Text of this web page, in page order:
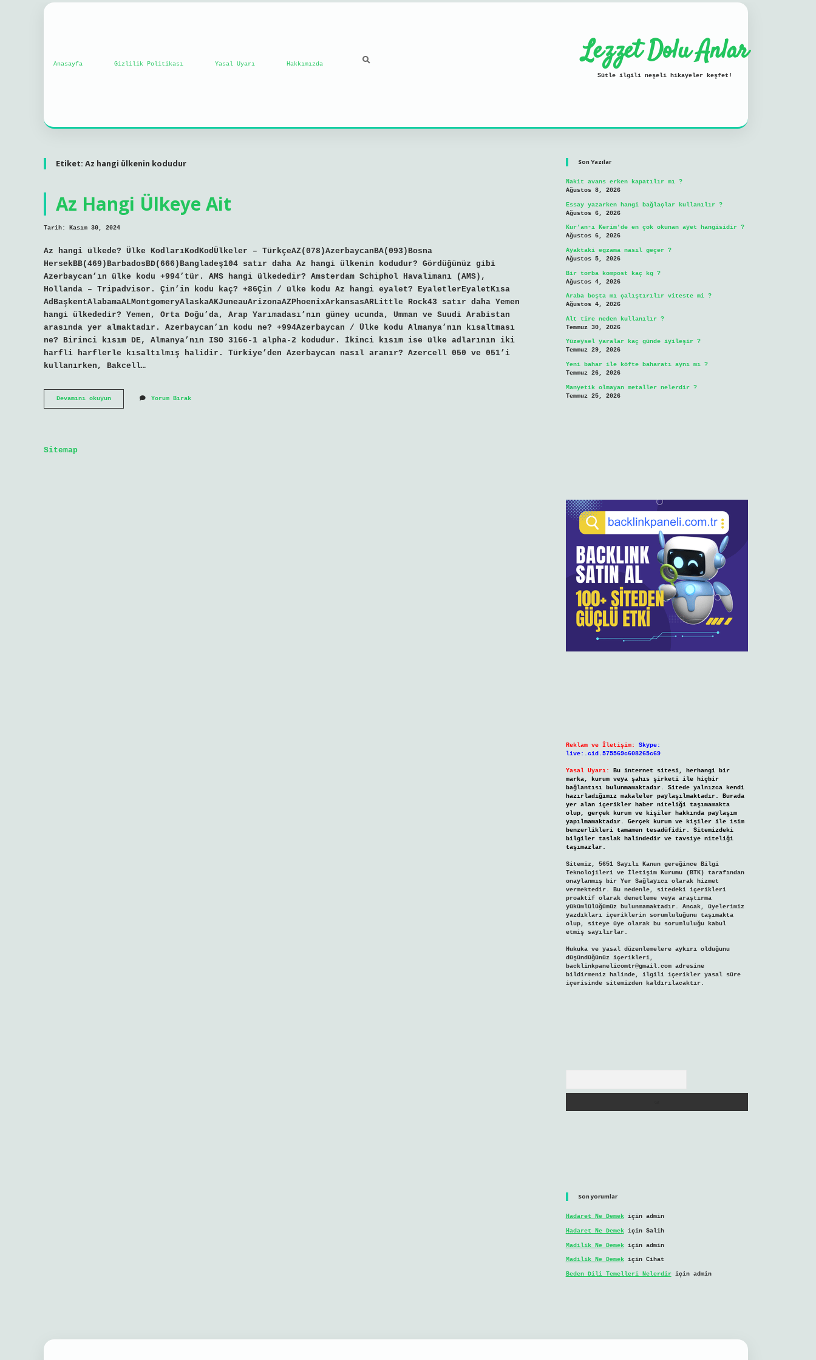
Anasayfa Gizlilik Politikası Yasal Uyarı Hakkımızda Lezzet Dolu Anlar
Sütle ilgili neşeli hikayeler keşfet!
Etiket: Az hangi ülkenin kodudur
Az Hangi Ülkeye Ait
Tarih: Kasım 30, 2024
Az hangi ülkede? Ülke KodlarıKodKodÜlkeler – TürkçeAZ(078)AzerbaycanBA(093)Bosna
HersekBB(469)BarbadosBD(666)Bangladeş104 satır daha Az hangi ülkenin kodudur? Gördüğünüz gibi
Azerbaycan’ın ülke kodu +994’tür. AMS hangi ülkededir? Amsterdam Schiphol Havalimanı (AMS),
Hollanda – Tripadvisor. Çin’in kodu kaç? +86Çin / ülke kodu Az hangi eyalet? EyaletlerEyaletKısa
AdBaşkentAlabamaALMontgomeryAlaskaAKJuneauArizonaAZPhoenixArkansasARLittle Rock43 satır daha Yemen
hangi ülkededir? Yemen, Orta Doğu’da, Arap Yarımadası’nın güney ucunda, Umman ve Suudi Arabistan
arasında yer almaktadır. Azerbaycan’ın kodu ne? +994Azerbaycan / Ülke kodu Almanya’nın kısaltması
ne? Birinci kısım DE, Almanya’nın ISO 3166-1 alpha-2 kodudur. İkinci kısım ise ülke adlarının iki
harfli harflerle kısaltılmış halidir. Türkiye’den Azerbaycan nasıl aranır? Azercell 050 ve 051’i
kullanırken, Bakcell…
Devamını okuyunAz
Hangi
Yorum Bırak
Sitemap
Son Yazılar
Nakit avans erken kapatılır mı ?
Ağustos 8, 2026
Essay yazarken hangi bağlaçlar kullanılır ?
Ağustos 6, 2026
Kur’an-ı Kerim’de en çok okunan ayet hangisidir ?
Ağustos 6, 2026
Ayaktaki egzama nasıl geçer ?
Ağustos 5, 2026
Bir torba kompost kaç kg ?
Ağustos 4, 2026
Araba boşta mı çalıştırılır viteste mi ?
Ağustos 4, 2026
Alt tire neden kullanılır ?
Temmuz 30, 2026
Yüzeysel yaralar kaç günde iyileşir ?
Temmuz 29, 2026
Yeni bahar ile köfte baharatı aynı mı ?
Temmuz 26, 2026
Manyetik olmayan metaller nelerdir ?
Temmuz 25, 2026
Reklam ve İletişim:
Skype:
live:.cid.575569c608265c69
Yasal Uyarı:
Bu internet sitesi, herhangi bir
marka, kurum veya şahıs şirketi ile hiçbir
bağlantısı bulunmamaktadır. Sitede yalnızca kendi
hazırladığımız makaleler paylaşılmaktadır. Burada
yer alan içerikler haber niteliği taşımamakta
olup, gerçek kurum ve kişiler hakkında paylaşım
yapılmamaktadır. Gerçek kurum ve kişiler ile isim
benzerlikleri tamamen tesadüfidir. Sitemizdeki
bilgiler taslak halindedir ve tavsiye niteliği
taşımazlar.
Sitemiz, 5651 Sayılı Kanun gereğince Bilgi
Teknolojileri ve İletişim Kurumu (BTK) tarafından
onaylanmış bir Yer Sağlayıcı olarak hizmet
vermektedir. Bu nedenle, sitedeki içerikleri
proaktif olarak denetleme veya araştırma
yükümlülüğümüz bulunmamaktadır. Ancak, üyelerimiz
yazdıkları içeriklerin sorumluluğunu taşımakta
olup, siteye üye olarak bu sorumluluğu kabul
etmiş sayılırlar.
Hukuka ve yasal düzenlemelere aykırı olduğunu
düşündüğünüz içerikleri,
backlinkpanelicomtr@gmail.comadresine
bildirmeniz halinde, ilgili içerikler yasal süre
içerisinde sitemizden kaldırılacaktır.
Son yorumlar
Hadaret Ne Demekiçin admin
Hadaret Ne Demekiçin Salih
Madilik Ne Demekiçin admin
Madilik Ne Demekiçin Cihat
Beden Dili Temelleri Nelerdiriçin admin